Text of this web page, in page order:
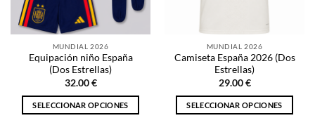
elegir
en
la
página
de
producto
la
página
de
producto
MUNDIAL 2026
Equipación niño España
(Dos Estrellas)
32.00€
SELECCIONAR OPCIONES
MUNDIAL 2026
Camiseta España 2026 (Dos
Estrellas)
29.00€
SELECCIONAR OPCIONES